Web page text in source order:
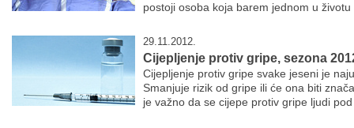
postoji osoba koja barem jednom u
29.11.2012.
Cijepljenje protiv gripe, sezona
Cijepljenje protiv gripe svake jeseni je
Smanjuje rizik od gripe ili će ona biti
je važno da se cijepe protiv gripe ljudi